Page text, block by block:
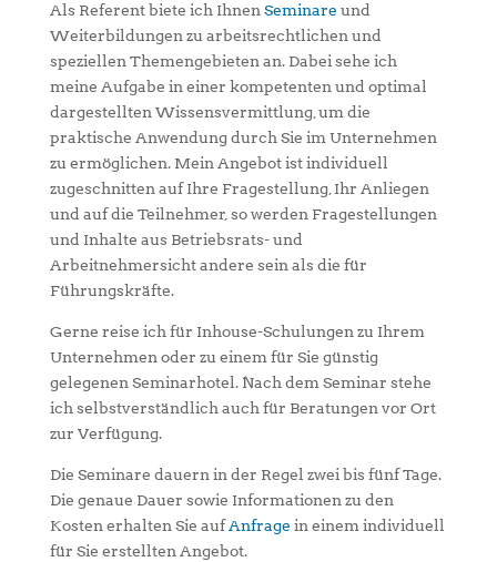
Als Referent biete ich IhnenSeminare und
Weiterbildungen zu arbeitsrechtlichen und
speziellen Themengebieten an. Dabei sehe ich
meine Aufgabe in einer kompetenten und optimal
dargestellten Wissensvermittlung, um die
praktische Anwendung durch Sie im Unternehmen
zu ermöglichen. Mein Angebot ist individuell
zugeschnitten auf Ihre Fragestellung, Ihr Anliegen
und auf die Teilnehmer, so werden Fragestellungen
und Inhalte aus Betriebsrats- und
Arbeitnehmersicht andere sein als die für
Führungskräfte.
Gerne reise ich für Inhouse-Schulungen zu Ihrem
Unternehmen oder zu einem für Sie günstig
gelegenen Seminarhotel. Nach dem Seminar stehe
ich selbstverständlich auch für Beratungen vor Ort
zur Verfügung.
Die Seminare dauern in der Regel zwei bis fünf Tage.
Die genaue Dauer sowie Informationen zu den
Kosten erhalten Sie aufAnfrage in einem individuell
für Sie erstellten Angebot.